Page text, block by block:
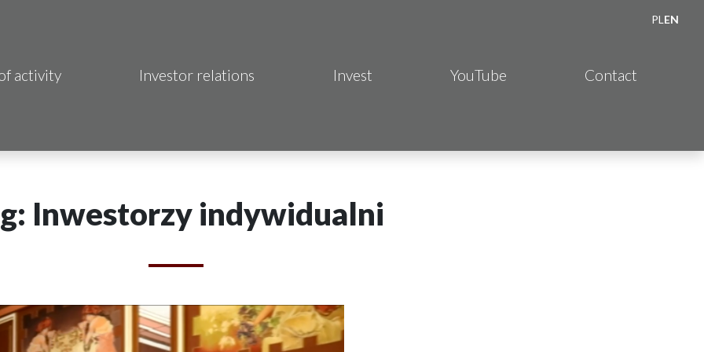
activity
Sp. z o.o.
S.A.
Investor relations Invest YouTube Contact
PL EN
Inwestorzy indywidualni